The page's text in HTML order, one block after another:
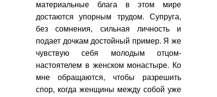
материальные блага в этом мире
достаются упорным трудом. Супруга,
без сомнения, сильная личность и
подает дочкам достойный пример. Я же
чувствую себя молодым отцом-
настоятелем в женском монастыре. Ко
мне обращаются, чтобы разрешить
спор, когда женщины между собой уже